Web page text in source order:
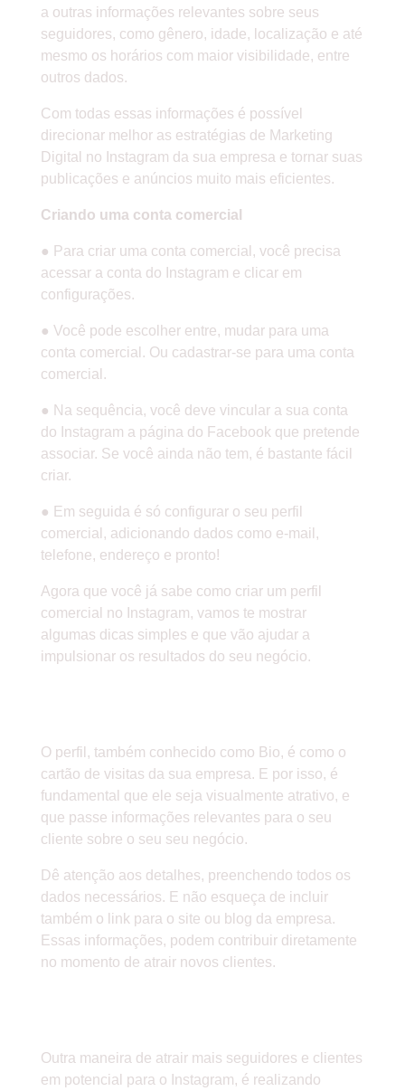
a outras informações relevantes sobre seus
seguidores, como gênero, idade, localização e até
mesmo os horários com maior visibilidade, entre
outros dados.
Com todas essas informações é possível
direcionar melhor as estratégias de Marketing
Digital no Instagram da sua empresa e tornar suas
publicações e anúncios muito mais eficientes.
Criando uma conta comercial
● Para criar uma conta comercial, você precisa
acessar a conta do Instagram e clicar em
configurações.
● Você pode escolher entre, mudar para uma
conta comercial. Ou cadastrar-se para uma conta
comercial.
● Na sequência, você deve vincular a sua conta
do Instagram a página do Facebook que pretende
associar. Se você ainda não tem, é bastante fácil
criar.
● Em seguida é só configurar o seu perfil
comercial, adicionando dados como e-mail,
telefone, endereço e pronto!
Agora que você já sabe como criar um perfil
comercial no Instagram, vamos te mostrar
algumas dicas simples e que vão ajudar a
impulsionar os resultados do seu negócio.
O perfil, também conhecido como Bio, é como o
cartão de visitas da sua empresa. E por isso, é
fundamental que ele seja visualmente atrativo, e
que passe informações relevantes para o seu
cliente sobre o seu seu negócio.
Dê atenção aos detalhes, preenchendo todos os
dados necessários. E não esqueça de incluir
também o link para o site ou blog da empresa.
Essas informações, podem contribuir diretamente
no momento de atrair novos clientes.
Outra maneira de atrair mais seguidores e clientes
em potencial para o Instagram, é realizando